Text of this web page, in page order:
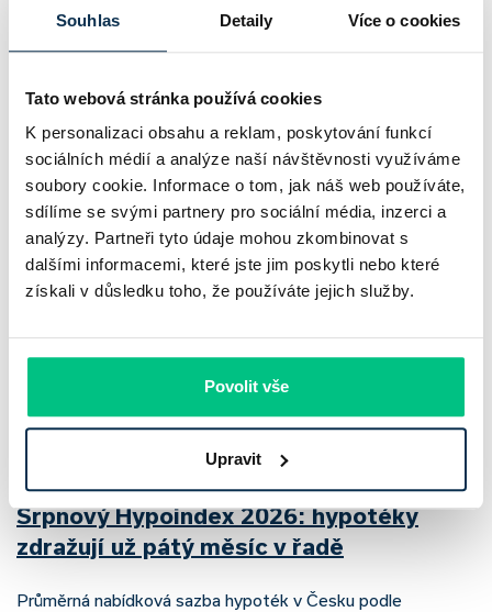
Souhlas Detaily Více o cookies
Tato webová stránka používá cookies
K personalizaci obsahu a reklam, poskytování funkcí
sociálních médií a analýze naší návštěvnosti využíváme
soubory cookie. Informace o tom, jak náš web používáte,
sdílíme se svými partnery pro sociální média, inzerci a
analýzy. Partneři tyto údaje mohou zkombinovat s
dalšími informacemi, které jste jim poskytli nebo které
získali v důsledku toho, že používáte jejich služby.
Povolit vše
Upravit
vyplatí?
nestačí. O skutečném výnosu z pronájmu rozhodují provozní
náklady, čas potřebný ke správě nemovitosti i daně.
Roman Müller
aktualizováno: 10.08.2026
5 minut k přečtení
Srpnový Hypoindex 2026: hypotéky
zdražují už pátý měsíc v řadě
Průměrná nabídková sazba hypoték v Česku podle